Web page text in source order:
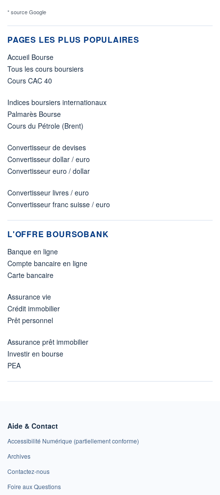
* source Google
PAGES LES PLUS POPULAIRES
Accueil Bourse
Tous les cours boursiers
Cours CAC 40
Indices boursiers internationaux
Palmarès Bourse
Cours du Pétrole (Brent)
Convertisseur de devises
Convertisseur dollar / euro
Convertisseur euro / dollar
Convertisseur livres / euro
Convertisseur franc suisse / euro
L'OFFRE BOURSOBANK
Banque en ligne
Compte bancaire en ligne
Carte bancaire
Assurance vie
Crédit immobilier
Prêt personnel
Assurance prêt immobilier
Investir en bourse
PEA
Aide & Contact
Accessibilité Numérique (partiellement conforme)
Archives
Contactez-nous
Foire aux Questions